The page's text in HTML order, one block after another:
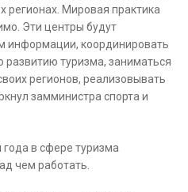
регионах. Мировая практика
Эти центры будут
информации, координировать
развитию туризма, заниматься
регионов, реализовывать
замминистра спорта и
в сфере туризма
чем работать.